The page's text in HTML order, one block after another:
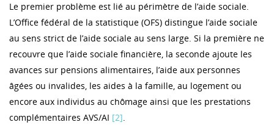
Le premier problème est lié au périmètre de l’aide sociale.
L’Office fédéral de la statistique (OFS) distingue l’aide sociale
au sens strict de l’aide sociale au sens large. Si la première ne
recouvre que l’aide sociale financière, la seconde ajoute les
avances sur pensions alimentaires, l’aide aux personnes
âgées ou invalides, les aides à la famille, au logement ou
encore aux individus au chômage ainsi que les prestations
complémentaires AVS/AI [2].